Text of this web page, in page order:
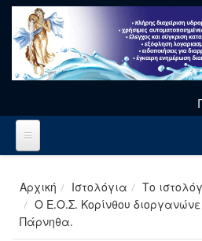
Αρχική Ιστολόγια
Το
Ο Ε.Ο.Σ. Κορίνθου
Πάρνηθα.